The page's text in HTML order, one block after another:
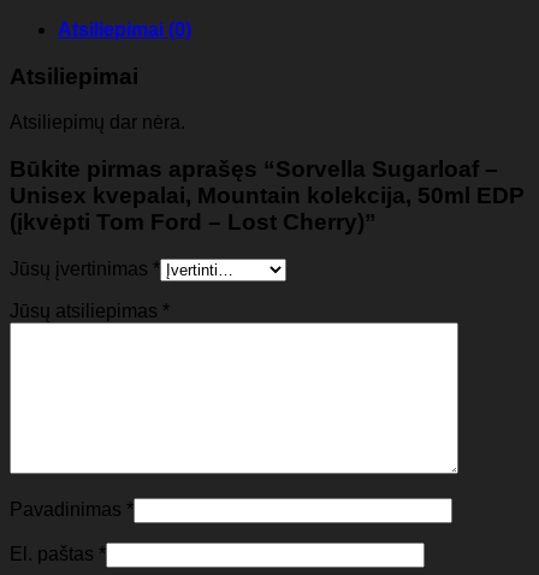
Atsiliepimai (0)
Atsiliepimai
Atsiliepimų dar nėra.
Būkite pirmas aprašęs “Sorvella Sugarloaf –
Unisex kvepalai, Mountain kolekcija, 50ml EDP
(įkvėpti Tom Ford – Lost Cherry)”
Jūsų įvertinimas *
Jūsų atsiliepimas *
Pavadinimas *
El. paštas *